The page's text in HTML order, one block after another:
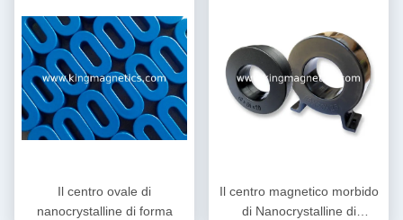
Il centro ovale di
nanocrystalline di forma
Il centro magnetico morbido
di Nanocrystalline di